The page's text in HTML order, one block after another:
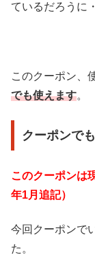
ているだろうに
このクーポン、
でも使えます。
クーポンで
このクーポンは
年1月追記）
今回クーポンで
た。